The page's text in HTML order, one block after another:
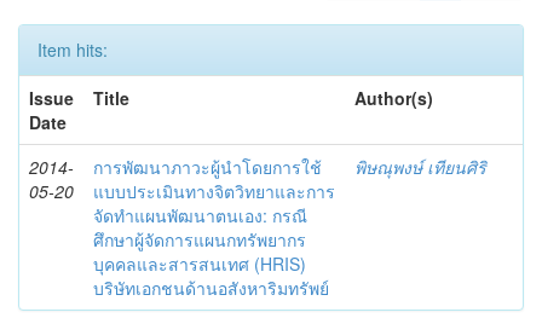
Item hits:
Issue
Date
Title Author(s)
2014-
05-20
การพัฒนาภาวะผู้นำโดยการใช้
แบบประเมินทางจิตวิทยาและการ
จัดทำแผนพัฒนาตนเอง: กรณี
ศึกษาผู้จัดการแผนกทรัพยากร
บุคคลและสารสนเทศ (HRIS)
บริษัทเอกชนด้านอสังหาริมทรัพย์
พิษณุพงษ์ เทียนศิริ